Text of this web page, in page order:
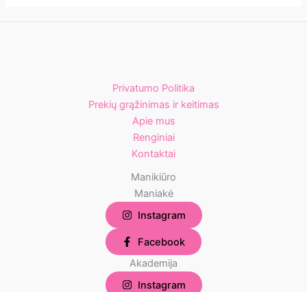
Privatumo Politika
Prekių grąžinimas ir keitimas
Apie mus
Renginiai
Kontaktai
Manikiūro
Maniakė
Instagram
Facebook
Akademija
Instagram